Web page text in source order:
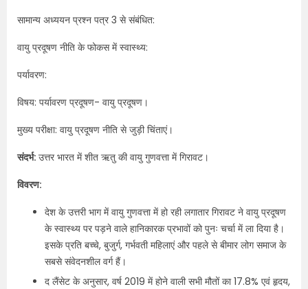
सामान्य अध्ययन प्रश्न पत्र 3 से संबंधित:
वायु प्रदूषण नीति के फोकस में स्वास्थ्य:
पर्यावरण:
विषय: पर्यावरण प्रदूषण- वायु प्रदूषण।
मुख्य परीक्षा: वायु प्रदूषण नीति से जुड़ी चिंताएं।
संदर्भ: उत्तर भारत में शीत ऋतु की वायु गुणवत्ता में गिरावट।
विवरण:
देश के उत्तरी भाग में वायु गुणवत्ता में हो रही लगातार गिरावट ने वायु प्रदूषण
के स्वास्थ्य पर पड़ने वाले हानिकारक प्रभावों को पुनः चर्चा में ला दिया है।
इसके प्रति बच्चे, बुजुर्ग, गर्भवती महिलाएं और पहले से बीमार लोग समाज के
सबसे संवेदनशील वर्ग हैं।
द लैंसेट के अनुसार, वर्ष 2019 में होने वाली सभी मौतों का 17.8% एवं हृदय,